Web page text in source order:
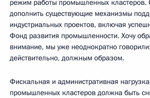
режим работы промышленных кластеров.
дополнить существующие механизмы
индустриальных проектов, включая
Фонд развития промышленности. Хочу
внимание, мы уже неоднократно
действительно, должным образом.
Фискальная и административная
промышленных кластеров должна быть